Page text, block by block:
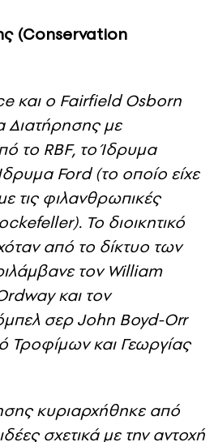
και ο Fairfield Osborn
Διατήρησης με
το RBF, το Ίδρυμα
Ford (το οποίο είχε
τις φιλανθρωπικές
Το διοικητικό
από το δίκτυο των
τον William
και τον
σερ John Boyd-Orr